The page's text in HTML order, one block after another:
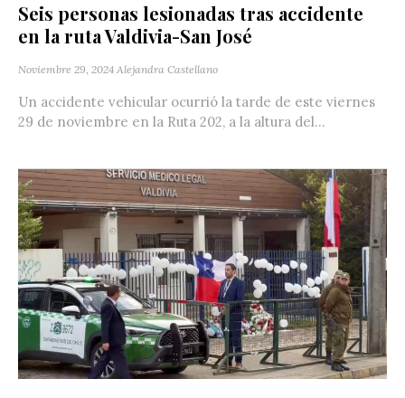
Seis personas lesionadas tras accidente
en la ruta Valdivia-San José
Noviembre 29, 2024 Alejandra Castellano
Un accidente vehicular ocurrió la tarde de este viernes
29 de noviembre en la Ruta 202, a la altura del...